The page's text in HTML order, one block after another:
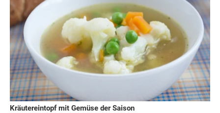
Kräutereintopf mit Gemüse der Saison